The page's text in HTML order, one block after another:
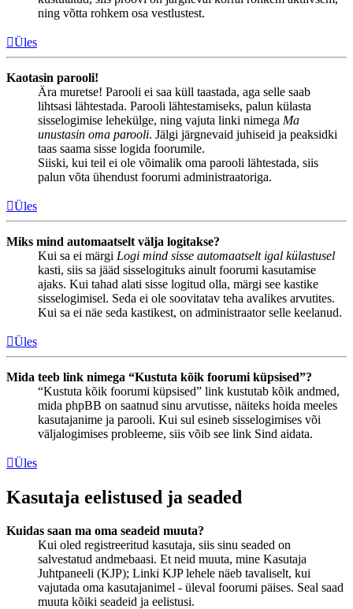
ning võtta rohkem osa vestlustest.
Üles
Kaotasin parooli!
Ära muretse! Parooli ei saa küll taastada, aga selle saab
lihtsasi lähtestada. Parooli lähtestamiseks, palun külasta
sisselogimise lehekülge, ning vajuta linki nimega Ma
unustasin oma parooli. Jälgi järgnevaid juhiseid ja peaksidki
taas saama sisse logida foorumile.
Siiski, kui teil ei ole võimalik oma parooli lähtestada, siis
palun võta ühendust foorumi administraatoriga.
Üles
Miks mind automaatselt välja logitakse?
Kui sa ei märgi Logi mind sisse automaatselt igal külastusel
kasti, siis sa jääd sisselogituks ainult foorumi kasutamise
ajaks. Kui tahad alati sisse logitud olla, märgi see kastike
sisselogimisel. Seda ei ole soovitatav teha avalikes arvutites.
Kui sa ei näe seda kastikest, on administraator selle keelanud.
Üles
Mida teeb link nimega “Kustuta kõik foorumi küpsised”?
“Kustuta kõik foorumi küpsised” link kustutab kõik andmed,
mida phpBB on saatnud sinu arvutisse, näiteks hoida meeles
kasutajanime ja parooli. Kui sul esineb sisselogimises või
väljalogimises probleeme, siis võib see link Sind aidata.
Üles
Kasutaja eelistused ja seaded
Kuidas saan ma oma seadeid muuta?
Kui oled registreeritud kasutaja, siis sinu seaded on
salvestatud andmebaasi. Et neid muuta, mine Kasutaja
Juhtpaneeli (KJP); Linki KJP lehele näeb tavaliselt, kui
vajutada oma kasutajanimel - üleval foorumi päises. Seal saad
muuta kõiki seadeid ja eelistusi.